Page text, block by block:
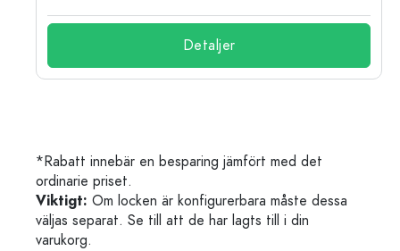
Detaljer
*Rabatt innebär en besparing jämfört med det
ordinarie priset.
Viktigt: Om locken är konfigurerbara måste dessa
väljas separat. Se till att de har lagts till i din
varukorg.